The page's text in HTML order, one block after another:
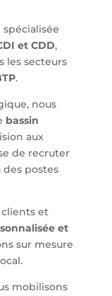
spécialisée
et CDD,
les secteurs
.
nous
bassin
aux
de recruter
postes
et
et
sur mesure
mobilisons